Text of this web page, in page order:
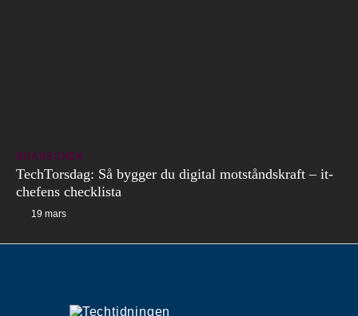
BRANSCHEN
TechTorsdag: Så bygger du digital motståndskraft – it-
chefens checklista
19 mars